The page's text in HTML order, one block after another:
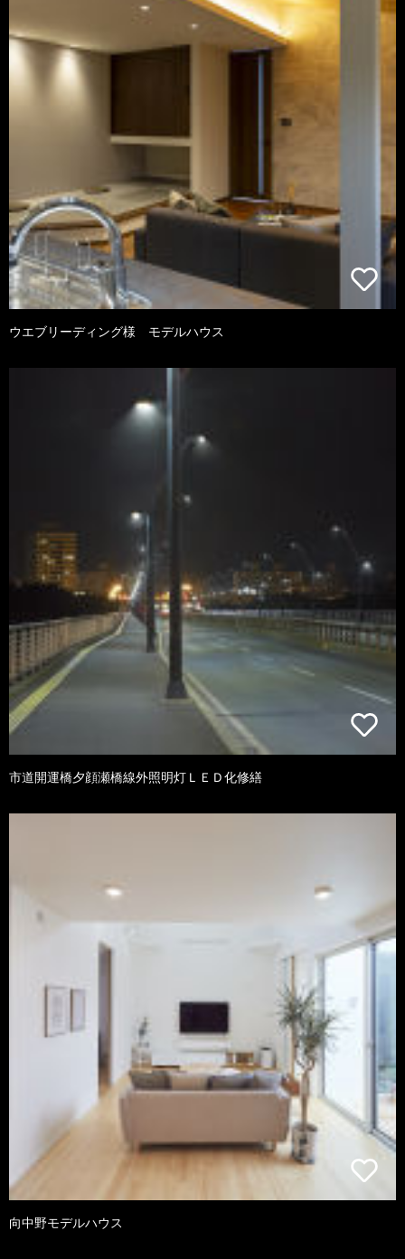
ウエブリーディング様 モデルハウス
市道開運橋夕顔瀬橋線外照明灯ＬＥＤ化修繕
向中野モデルハウス